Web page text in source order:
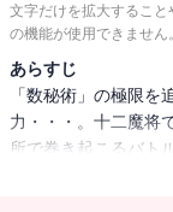
文字だけを拡大するこ
の機能が使用できません。
あらすじ
「数秘術」の極限を
力・・・。十二魔将
所で巻き起こるバト